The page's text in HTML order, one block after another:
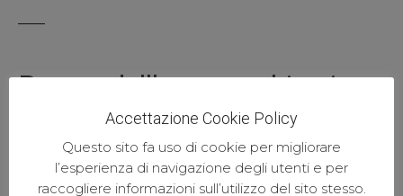
Prezzo dell’apparecchio ai
denti: da cosa dipende
POSTED ON GIUGNO 25, 2019
ISTITUTO IMPLANTOLOGICO
Accettazione Cookie Policy
Questo sito fa uso di cookie per migliorare
l’esperienza di navigazione degli utenti e per
raccogliere informazioni sull’utilizzo del sito stesso.